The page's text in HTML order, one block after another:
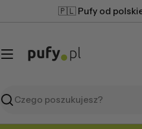
do
🇵🇱 Pufy od
Szukaj